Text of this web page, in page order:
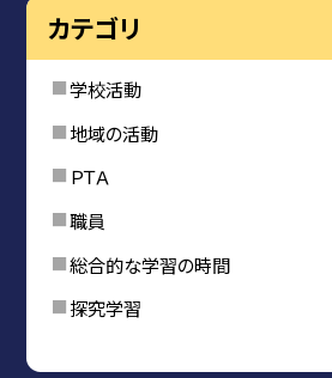
カテゴリ
学校活動
地域の活動
ＰＴＡ
職員
総合的な学習の時間
探究学習